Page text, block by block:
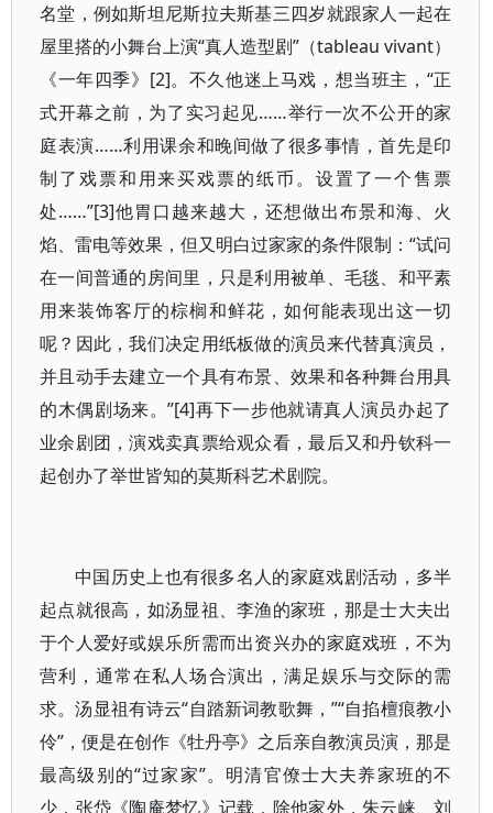
名堂，例如斯坦尼斯拉夫斯基三四岁就跟家人一起在
屋里搭的小舞台上演“真人造型剧”（tableau vivant）
《一年四季》[2]。不久他迷上马戏，想当班主，“正
式开幕之前，为了实习起见……举行一次不公开的家
庭表演……利用课余和晚间做了很多事情，首先是印
制了戏票和用来买戏票的纸币。设置了一个售票
处……”[3]他胃口越来越大，还想做出布景和海、火
焰、雷电等效果，但又明白过家家的条件限制：“试问
在一间普通的房间里，只是利用被单、毛毯、和平素
用来装饰客厅的棕榈和鲜花，如何能表现出这一切
呢？因此，我们决定用纸板做的演员来代替真演员，
并且动手去建立一个具有布景、效果和各种舞台用具
的木偶剧场来。”[4]再下一步他就请真人演员办起了
业余剧团，演戏卖真票给观众看，最后又和丹钦科一
起创办了举世皆知的莫斯科艺术剧院。
中国历史上也有很多名人的家庭戏剧活动，多半
起点就很高，如汤显祖、李渔的家班，那是士大夫出
于个人爱好或娱乐所需而出资兴办的家庭戏班，不为
营利，通常在私人场合演出，满足娱乐与交际的需
求。汤显祖有诗云“自踏新词教歌舞，”“自掐檀痕教小
伶”，便是在创作《牡丹亭》之后亲自教演员演，那是
最高级别的“过家家”。明清官僚士大夫养家班的不
少，张岱《陶庵梦忆》记载，除他家外，朱云崃、刘